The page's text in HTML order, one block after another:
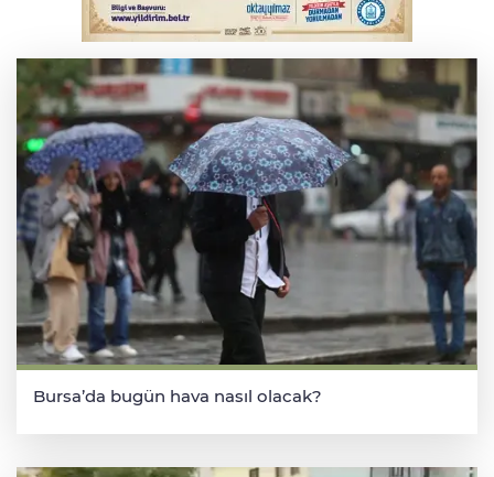
Elektrik akımına kapılan işçi hayatını
kaybetti
Bursa’da bugün hava nasıl olacak?